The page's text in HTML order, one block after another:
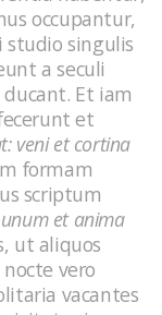
occupantur,
singulis
a seculi
Et iam
et
veni et cortina
formam
scriptum
et anima
ut aliquos
vero
vacantes